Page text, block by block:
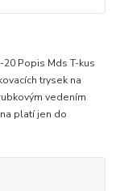
20 Popis Mds T-kus
trysek na
vedením
platí jen do